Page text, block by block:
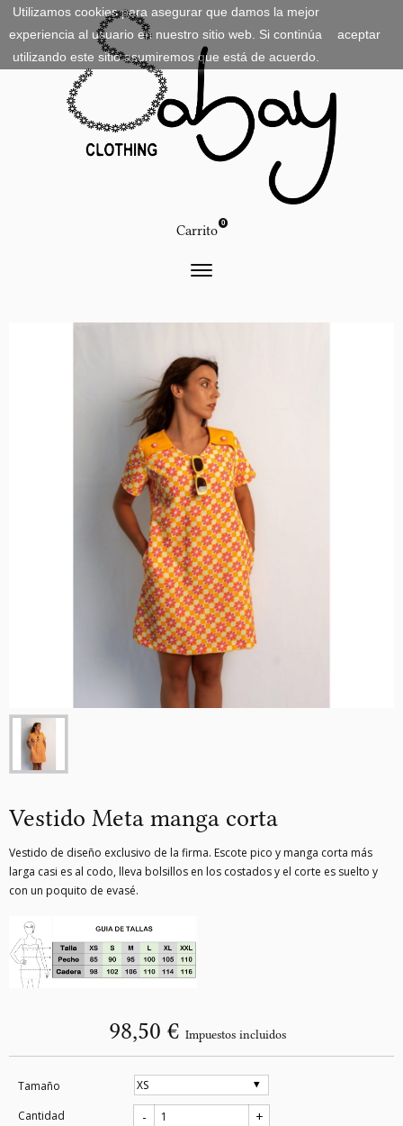
Utilizamos cookies para asegurar que damos la mejor
experiencia al usuario en nuestro sitio web. Si continúa
utilizando este sitio asumiremos que está de acuerdo.
aceptar
Carrito 0
Vestido Meta manga corta
Vestido de diseño exclusivo de la firma. Escote pico y manga corta más
larga casi es al codo, lleva bolsillos en los costados y el corte es suelto y
con un poquito de evasé.
98,50 € Impuestos incluidos
Tamaño
Cantidad
- +